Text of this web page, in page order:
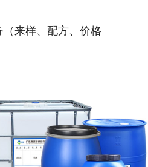
来样、配方、价格